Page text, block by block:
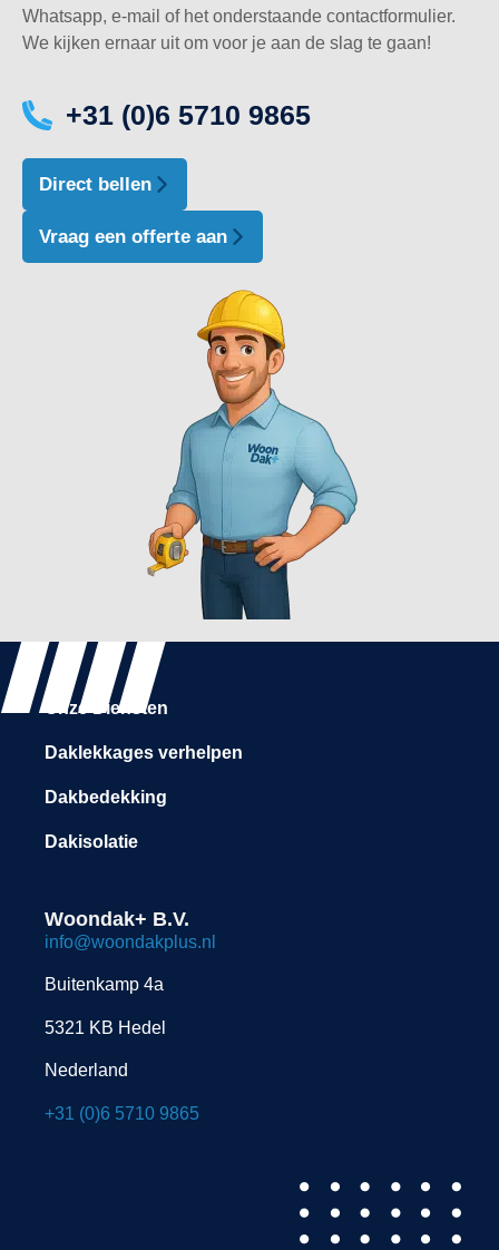
Whatsapp, e-mail of het onderstaande contactformulier.
We kijken ernaar uit om voor je aan de slag te gaan!
+31 (0)6 5710 9865
Direct bellen
Vraag een offerte aan
Onze Diensten
Daklekkages verhelpen
Dakbedekking
Dakisolatie
Woondak+ B.V.
info@woondakplus.nl
Buitenkamp 4a
5321 KB Hedel
Nederland
+31 (0)6 5710 9865